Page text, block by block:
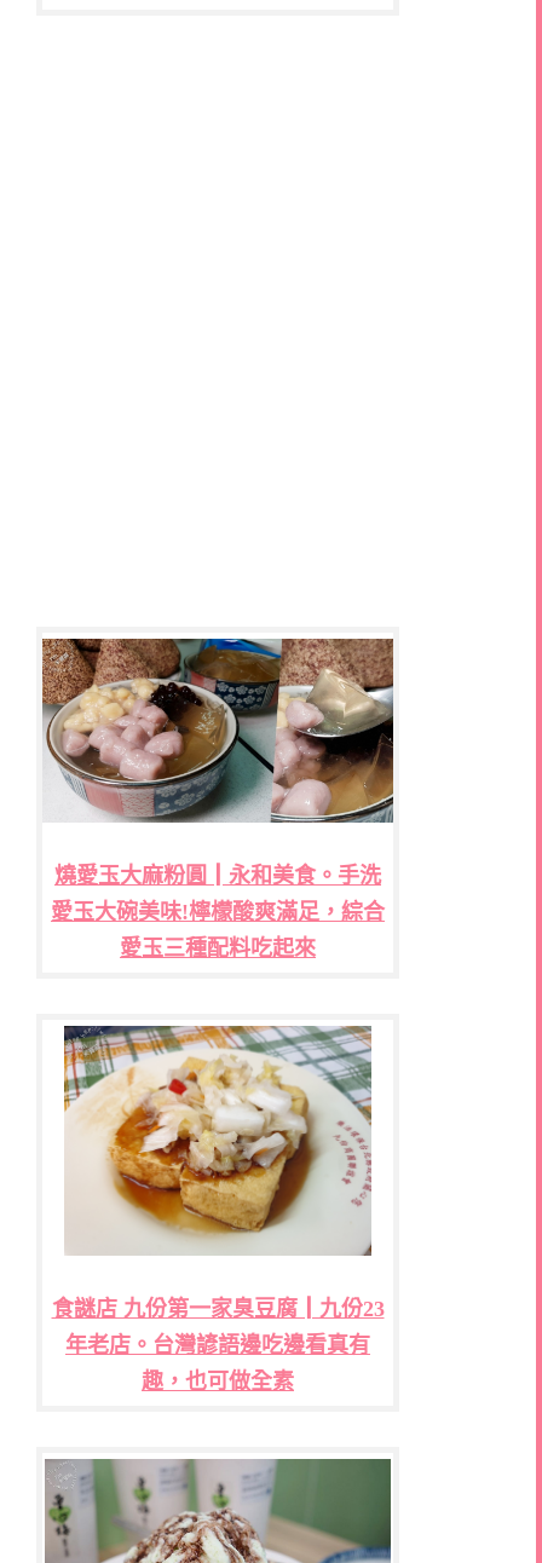
燒愛玉大麻粉圓┃永和美食。手洗
愛玉大碗美味!檸檬酸爽滿足，綜合
愛玉三種配料吃起來
食謎店 九份第一家臭豆腐┃九份23
年老店。台灣諺語邊吃邊看真有
趣，也可做全素